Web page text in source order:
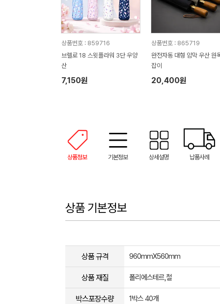
상품번호 : 859716
브렐로 18 스윗플라워 3단 우양
산
7,150원
상품번호 : 865719
완전자동 대형 암막 우산 원
잡이
20,400원
상품정보 기본정보 상세설명 납품사례
상품 기본정보
상품 규격 960mmX560mm
상품 재질 폴리에스테르,철
박스포장수량 1박스 40개